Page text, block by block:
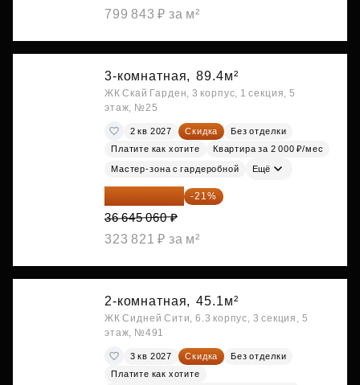
799 843 ₽ за м²
3-комнатная, 89.4м²
ЖК Скай Гарден, 3 корпус, 1 секция, 5
этаж, №25
2 кв 2027 Скидка
Без отделки
Платите как хотите
Квартира за 2 000 ₽/мес
Мастер-зона с гардеробной Ещё
28 949 597 ₽ -21%
36 645 060 ₽
323 821 ₽ за м²
2-комнатная, 45.1м²
ЖК Сидней Сити, 6.3 корпус, 3 секция, 5
этаж, №491
3 кв 2027 Скидка
Без отделки
Платите как хотите